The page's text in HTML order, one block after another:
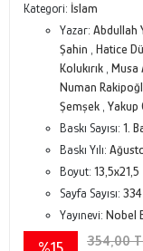
Kategori: İslam
Yazar: Abdullah
Şahin
Hatice
Kolukırık Musa
Numan
Şemşek Yakup
Baskı Sayısı: 1.
Baskı Yılı:
Boyut: 13,5x21,5
Sayfa Sayısı: 334
Yayınevi: Nobel
354,00